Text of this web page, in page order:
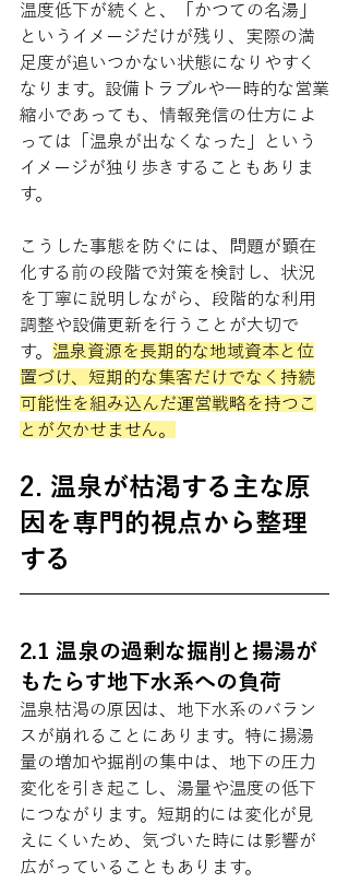
温度低下が続くと、「かつての名湯」
というイメージだけが残り、実際の満
足度が追いつかない状態になりやすく
なります。設備トラブルや一時的な営業
縮小であっても、情報発信の仕方によ
っては「温泉が出なくなった」という
イメージが独り歩きすることもありま
す。
こうした事態を防ぐには、問題が顕在
化する前の段階で対策を検討し、状況
を丁寧に説明しながら、段階的な利用
調整や設備更新を行うことが大切で
す。 温泉資源を長期的な地域資本と位
置づけ、短期的な集客だけでなく持続
可能性を組み込んだ運営戦略を持つこ
とが欠かせません。
2. 温泉が枯渇する主な原
因を専門的視点から整理
する
2.1 温泉の過剰な掘削と揚湯が
もたらす地下水系への負荷
温泉枯渇の原因は、地下水系のバラン
スが崩れることにあります。特に揚湯
量の増加や掘削の集中は、地下の圧力
変化を引き起こし、湯量や温度の低下
につながります。短期的には変化が見
えにくいため、気づいた時には影響が
広がっていることもあります。